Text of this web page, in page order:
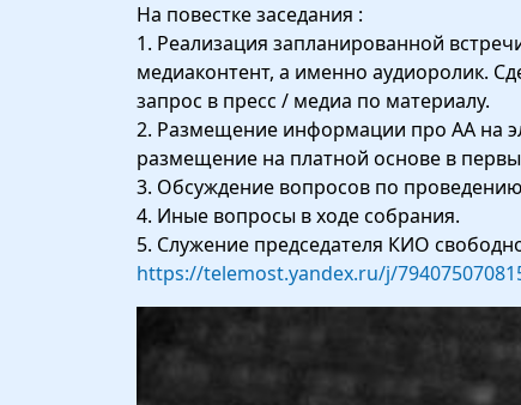
На повестке заседания :
1. Реализация запланированной
медиаконтент, а именно аудиоролик.
запрос в пресс / медиа по материалу.
2. Размещение информации про АА на
размещение на платной основе в
3. Обсуждение вопросов по проведению
4. Иные вопросы в ходе собрания.
5. Служение председателя КИО
https://telemost.yandex.ru/j/